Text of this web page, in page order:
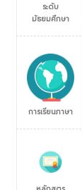
ระดับ
มัธยมศึกษา
การเรียนภาษา